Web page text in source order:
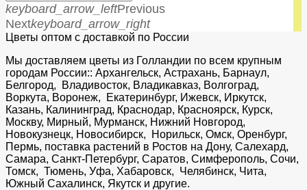
keyboard_arrow_leftPrevious
Nextkeyboard_arrow_right
Цветы оптом с доставкой по России
Мы доставляем цветы из Голландии по всем крупным
городам России:: Архангельск, Астрахань, Барнаул,
Белгород, Владивосток, Владикавказ, Волгоград,
Воркута, Воронеж, Екатеринбург, Ижевск, Иркутск,
Казань, Калининград, Краснодар, Красноярск, Курск,
Москву, Мирный, Мурманск, Нижний Новгород,
Новокузнецк, Новосибирск, Норильск, Омск, Оренбург,
Пермь, поставка растений в Ростов на Дону, Салехард,
Самара, Санкт-Петербург, Саратов, Симферополь, Сочи,
Томск, Тюмень, Уфа, Хабаровск, Челябинск, Чита,
Южный Сахалинск, Якутск и другие.